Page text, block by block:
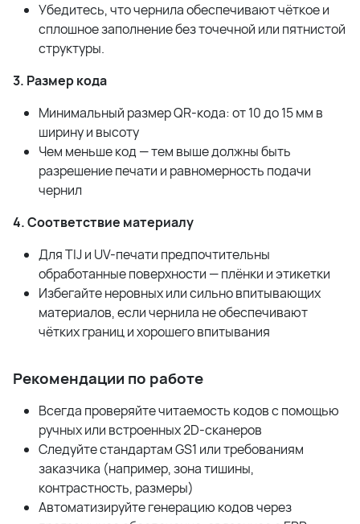
Убедитесь, что чернила обеспечивают чёткое и
сплошное заполнение без точечной или пятнистой
структуры.
3. Размер кода
Минимальный размер QR-кода: от 10 до 15 мм в
ширину и высоту
Чем меньше код — тем выше должны быть
разрешение печати и равномерность подачи
чернил
4. Соответствие материалу
Для TIJ и UV-печати предпочтительны
обработанные поверхности — плёнки и этикетки
Избегайте неровных или сильно впитывающих
материалов, если чернила не обеспечивают
чётких границ и хорошего впитывания
Рекомендации по работе
Всегда проверяйте читаемость кодов с помощью
ручных или встроенных 2D-сканеров
Следуйте стандартам GS1 или требованиям
заказчика (например, зона тишины,
контрастность, размеры)
Автоматизируйте генерацию кодов через